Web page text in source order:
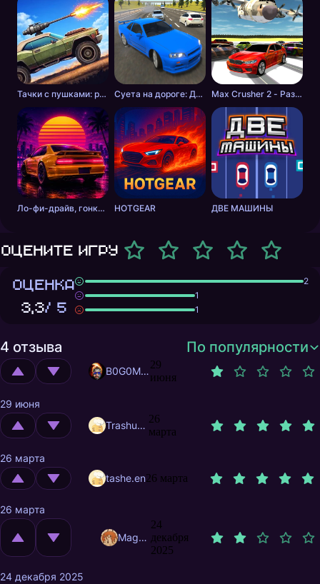
Тачки с пушками: разборки в пустошах Суета на дороге: Дикие шашки Max Crusher 2 - Разрушения, Дрифт и Гонки!
Ло-фи-драйв, гонки на закате HOTGEAR ДВЕ МАШИНЫ
Оцените игру
ОЦЕНКА
3,3/ 5
2
1
1
4 отзыва По популярности
B0G0M0L
29
июня
29 июня
Trashuser
26
марта
26 марта
tashe.en26 марта
26 марта
MagnificentMrFox
24
декабря
2025
24 декабря 2025